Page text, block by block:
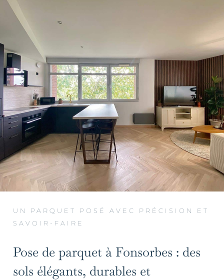
UN PARQUET POSÉ AVEC PRÉCISION ET
SAVOIR-FAIRE
Pose de parquet à Fonsorbes : des
sols élégants, durables et